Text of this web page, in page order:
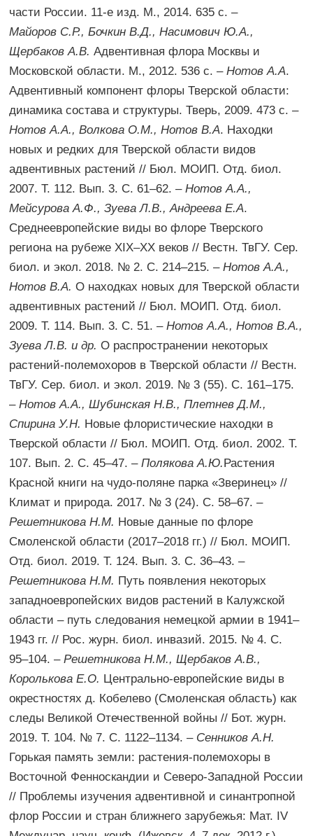
части России. 11-е изд. М., 2014. 635 с. –
Майоров С.Р., Бочкин В.Д., Насимович Ю.А.,
Щербаков А.В. Адвентивная флора Москвы и
Московской области. М., 2012. 536 с. –Нотов А.А.
Адвентивный компонент флоры Тверской области:
динамика состава и структуры. Тверь, 2009. 473 с. –
Нотов А.А., Волкова О.М., Нотов В.А. Находки
новых и редких для Тверской области видов
адвентивных растений // Бюл. МОИП. Отд. биол.
2007. Т. 112. Вып. 3. С. 61–62. –Нотов А.А.,
Мейсурова А.Ф., Зуева Л.В., Андреева Е.А.
Среднеевропейские виды во флоре Тверского
региона на рубеже XIX–XX веков // Вестн. ТвГУ. Сер.
биол. и экол. 2018. № 2. С. 214–215. –Нотов А.А.,
Нотов В.А. О находках новых для Тверской области
адвентивных растений // Бюл. МОИП. Отд. биол.
2009. Т. 114. Вып. 3. С. 51. –Нотов А.А., Нотов В.А.,
Зуева Л.В. и др. О распространении некоторых
растений-полемохоров в Тверской области // Вестн.
ТвГУ. Сер. биол. и экол. 2019. № 3 (55). С. 161–175.
–Нотов А.А., Шубинская Н.В., Плетнев Д.М.,
Спирина У.Н. Новые флористические находки в
Тверской области // Бюл. МОИП. Отд. биол. 2002. Т.
107. Вып. 2. С. 45–47. –Полякова А.Ю.Растения
Красной книги на чудо-поляне парка «Зверинец» //
Климат и природа. 2017. № 3 (24). С. 58–67. –
Решетникова Н.М. Новые данные по флоре
Смоленской области (2017–2018 гг.) // Бюл. МОИП.
Отд. биол. 2019. Т. 124. Вып. 3. С. 36–43. –
Решетникова Н.М. Путь появления некоторых
западноевропейских видов растений в Калужской
области – путь следования немецкой армии в 1941–
1943 гг. // Рос. журн. биол. инвазий. 2015. № 4. С.
95–104. –Решетникова Н.М., Щербаков А.В.,
Королькова Е.О. Центрально-европейские виды в
окрестностях д. Кобелево (Смоленская область) как
следы Великой Отечественной войны // Бот. журн.
2019. Т. 104. № 7. С. 1122–1134. – Сенников А.Н.
Горькая память земли: растения-полемохоры в
Восточной Фенноскандии и Северо-Западной России
// Проблемы изучения адвентивной и синантропной
флор России и стран ближнего зарубежья: Мат. IV